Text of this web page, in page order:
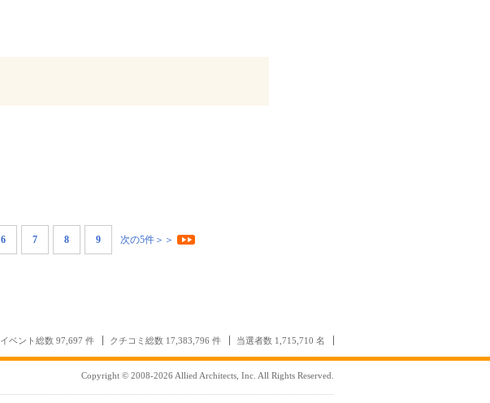
6 7 8 9 次の5件＞＞
イベント総数 97,697 件 クチコミ総数 17,383,796 件 当選者数 1,715,710 名
Copyright © 2008-2026 Allied Architects, Inc. All Rights Reserved.